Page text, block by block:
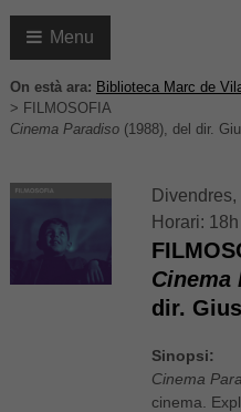
Menu
On està ara: Biblioteca Marc de
> FILMOSOFIA
Cinema Paradiso (1988), del dir.
Horari: 18h
Cinema
dir.
Sinopsi:
Cinema
cinema.